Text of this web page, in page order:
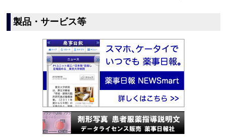
製品・サービス等